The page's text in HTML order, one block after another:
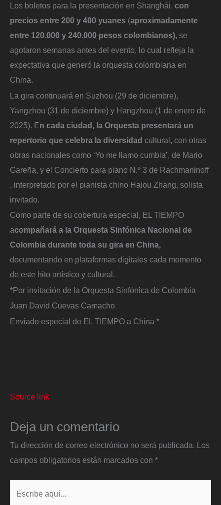
Los boletos para la presentación en Shanghái, con
precios entre 200 y 400 yuanes (aproximadamente
entre 120.000 y 240.000 pesos colombianos), se
agotaron semanas antes del evento, lo cual refleja la
expectativa que generó la orquesta colombiana en
China.
La gira continuará en Suzhou (29 de diciembre),
Yangzhou (31 de diciembre) y Hangzhou (1 de enero de
2025). En cada ciudad, la Orquesta presentará un
repertorio que celebra la diversidad cultural, con otras
obras nacionales como ‘Yo me llamo cumbia’, de Mario
Gareña, y el Concierto para piano N.º 3 de Rachmaninoff
, interpretado por el pianista chino Haiou Zhang, solista
invitado.
Como parte de su cobertura especial, EL TIEMPO
acompañará a la Orquesta Sinfónica Nacional de
Colombia durante toda su gira en China,
documentando en plataformas digitales cada momento
de este hito artístico y cultural.
*Por invitación de la Orquesta Sinfónica de Colombia
Juan David Cuevas Camacho
Enviado especial de EL TIEMPO a China *
Source link
Deja un comentario
Tu dirección de correo electrónico no será publicada.
Los
campos obligatorios están marcados con *